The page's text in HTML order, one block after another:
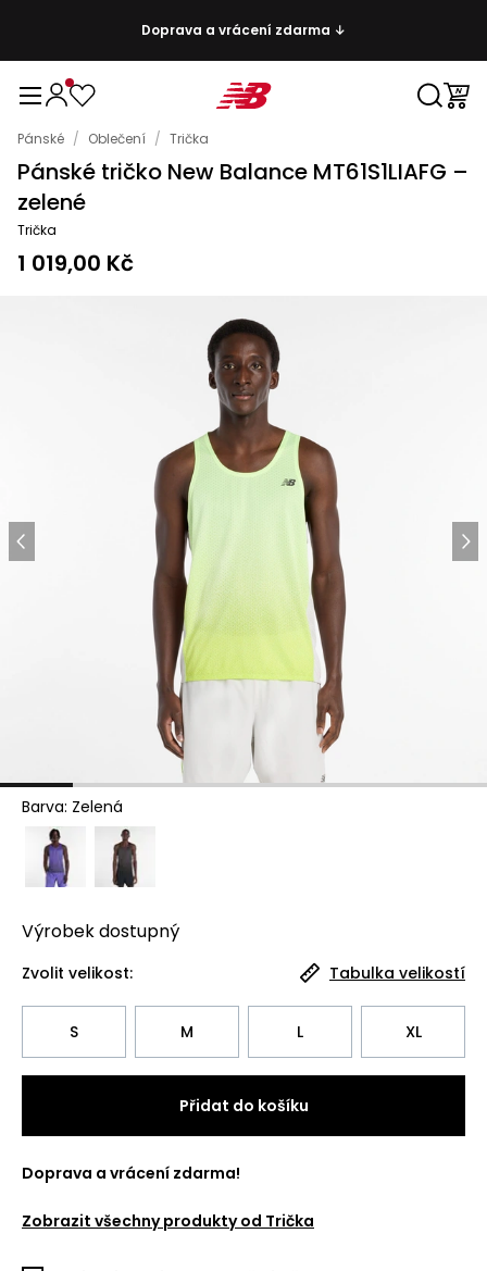
Doprava a vrácení zdarma ↓
Pánské / Oblečení / Trička
Pánské tričko New Balance MT61S1LIAFG –
zelené
Trička
1 019,00 Kč
Barva: Zelená
Výrobekdostupný
Zvolit velikost: Tabulka velikostí
S M L XL
Přidat do košíku
Doprava a vrácení zdarma!
Zobrazit všechny produkty od Trička